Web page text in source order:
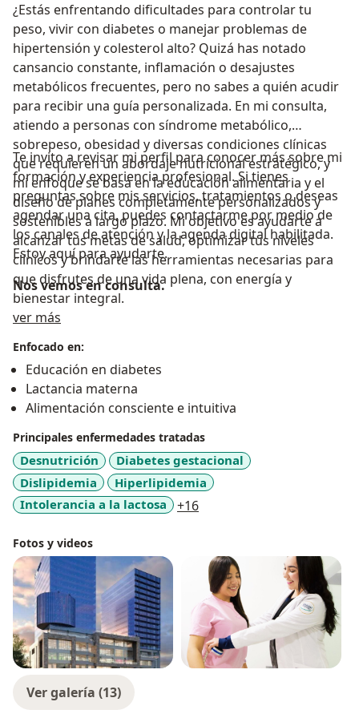
¿Estás enfrentando dificultades para controlar tu
peso, vivir con diabetes o manejar problemas de
hipertensión y colesterol alto? Quizá has notado
cansancio constante, inflamación o desajustes
metabólicos frecuentes, pero no sabes a quién acudir
para recibir una guía personalizada. En mi consulta,
atiendo a personas con síndrome metabólico,
sobrepeso, obesidad y diversas condiciones clínicas
que requieren un abordaje nutricional estratégico, y
mi enfoque se basa en la educación alimentaria y el
diseño de planes completamente personalizados y
sostenibles a largo plazo. Mi objetivo es ayudarte a
alcanzar tus metas de salud, optimizar tus niveles
clínicos y brindarte las herramientas necesarias para
que disfrutes de una vida plena, con energía y
bienestar integral.
Te invito a revisar mi perfil para conocer más sobre mi
formación y experiencia profesional. Si tienes
preguntas sobre mis servicios, tratamientos o deseas
agendar una cita, puedes contactarme por medio de
los canales de atención y la agenda digital habilitada.
Estoy aquí para ayudarte.
Nos vemos en consulta.
ver más
Enfocado en:
Educación en diabetes
Lactancia materna
Alimentación consciente e intuitiva
Principales enfermedades tratadas
Desnutrición
Diabetes gestacional
Dislipidemia
Hiperlipidemia
Intolerancia a la lactosa
+16a11y_sr_more_diseases
Fotos y videos
Ver galería (13)